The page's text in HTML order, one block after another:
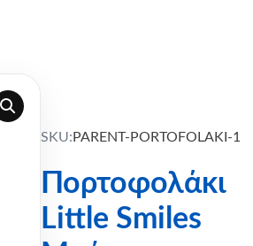
SKU: PARENT-PORTOFOLAKI-1
Πορτοφολάκι
Little Smiles